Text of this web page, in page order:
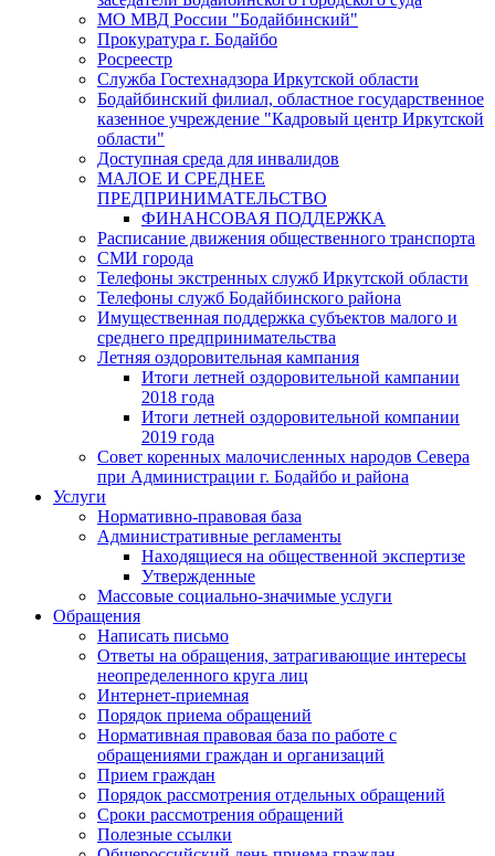
МО МВД России "Бодайбинский"
Прокуратура г. Бодайбо
Росреестр
Служба Гостехнадзора Иркутской области
Бодайбинский филиал, областное государственное
казенное учреждение "Кадровый центр Иркутской
области"
Доступная среда для инвалидов
МАЛОЕ И СРЕДНЕЕ
ПРЕДПРИНИМАТЕЛЬСТВО
ФИНАНСОВАЯ ПОДДЕРЖКА
Расписание движения общественного транспорта
СМИ города
Телефоны экстренных служб Иркутской области
Телефоны служб Бодайбинского района
Имущественная поддержка субъектов малого и
среднего предпринимательства
Летняя оздоровительная кампания
Итоги летней оздоровительной кампании
2018 года
Итоги летней оздоровительной компании
2019 года
Совет коренных малочисленных народов Севера
при Администрации г. Бодайбо и района
Услуги
Нормативно-правовая база
Административные регламенты
Находящиеся на общественной экспертизе
Утвержденные
Массовые социально-значимые услуги
Обращения
Написать письмо
Ответы на обращения, затрагивающие интересы
неопределенного круга лиц
Интернет-приемная
Порядок приема обращений
Нормативная правовая база по работе с
обращениями граждан и организаций
Прием граждан
Порядок рассмотрения отдельных обращений
Сроки рассмотрения обращений
Полезные ссылки